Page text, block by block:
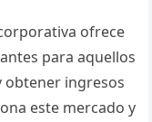
ofrece
para aquellos
obtener ingresos
este mercado y